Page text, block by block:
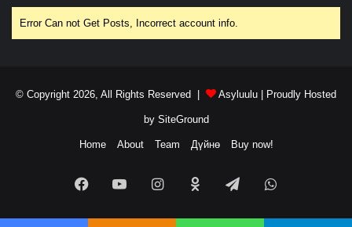
Error Can not Get Posts, Incorrect account info.
© Copyright 2026, All Rights Reserved | Asyluulu | Proudly Hosted
by SiteGround
Home About Team Дүйнө Buy now!
FacebookYouTubeInstagramOdnoklassniki
TelegramWhatsApp